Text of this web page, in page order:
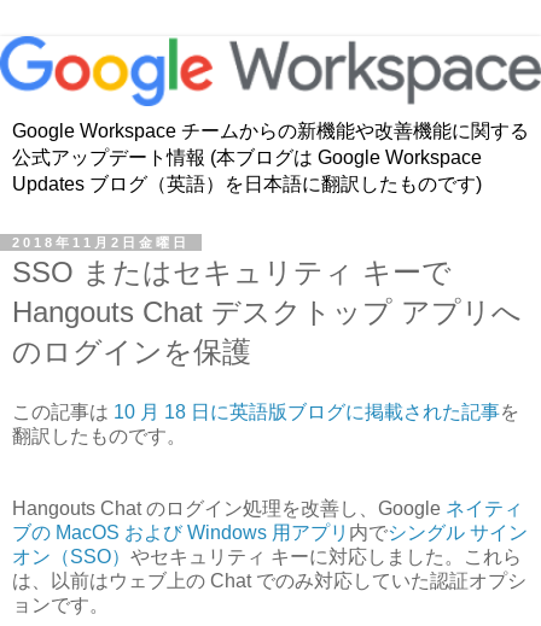
Google Workspace チームからの新機能や改善機能に関する
公式アップデート情報 (本ブログは Google Workspace
Updates ブログ（英語）を日本語に翻訳したものです)
2018年11月2日金曜日
SSO またはセキュリティ キーで
Hangouts Chat デスクトップ アプリへ
のログインを保護
この記事は 10 月 18 日に英語版ブログに掲載された記事を
翻訳したものです。
Hangouts Chat のログイン処理を改善し、Google ネイティ
ブの MacOS および Windows 用アプリ 内でシングル サイン
オン（SSO） やセキュリティ キーに対応しました。これら
は、以前はウェブ上の Chat でのみ対応していた認証オプシ
ョンです。